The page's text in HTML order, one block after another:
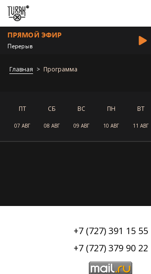
ПРЯМОЙ ЭФИР
Перерыв
Главная Программа
ПТ
07 АВГ
СБ
08 АВГ
ВС
09 АВГ
ПН
10 АВГ
ВТ
11 АВГ
+7 (727) 391 15 55
+7 (727) 379 90 22